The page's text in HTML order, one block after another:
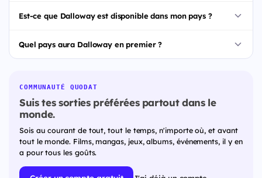
Est-ce que Dalloway est disponible dans mon pays ?
Quel pays aura Dalloway en premier ?
COMMUNAUTÉ QUODAT
Suis tes sorties préférées partout dans le
monde.
Sois au courant de tout, tout le temps, n'importe où, et avant
tout le monde. Films, mangas, jeux, albums, événements, il y en
a pour tous les goûts.